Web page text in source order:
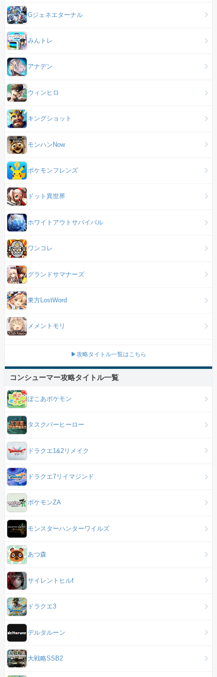
Gジェネエターナル
みんトレ
アナデン
ウィンヒロ
キングショット
モンハンNow
ポケモンフレンズ
ドット異世界
ホワイトアウトサバイバル
ワンコレ
グランドサマナーズ
東方LostWord
メメントモリ
▶攻略タイトル一覧はこちら
コンシューマー攻略タイトル一覧
ぽこあポケモン
タスクバーヒーロー
ドラクエ1&2リメイク
ドラクエ7リイマジンド
ポケモンZA
モンスターハンターワイルズ
あつ森
サイレントヒルf
ドラクエ3
デルタルーン
大戦略SSB2